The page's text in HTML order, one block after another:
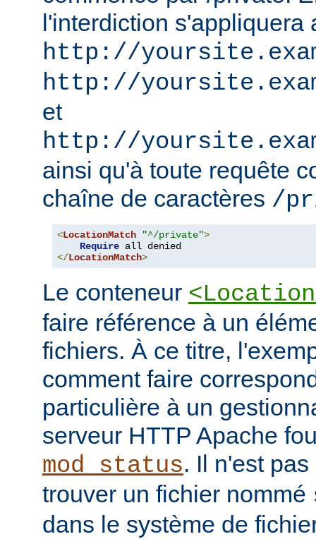
l'interdiction s'appliquera
http://
http://
et
http://
ainsi qu'à toute requête
chaîne de caractères /
<LocationMatch "^/private">
Require
</LocationMatch>
Le conteneur
faire référence à un
fichiers. À ce titre,
comment faire
particulière à un
serveur HTTP Apache
mod_status. Il n'est
trouver un fichier nommé
dans le système de